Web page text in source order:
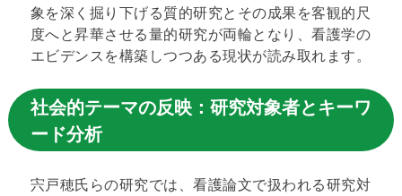
象を深く掘り下げる質的研究とその成果を客観的尺
度へと昇華させる量的研究が両輪となり、看護学の
エビデンスを構築しつつある現状が読み取れます。
社会的テーマの反映：研究対象者とキーワ
ード分析
宍戸穂氏らの研究では、看護論文で扱われる研究対